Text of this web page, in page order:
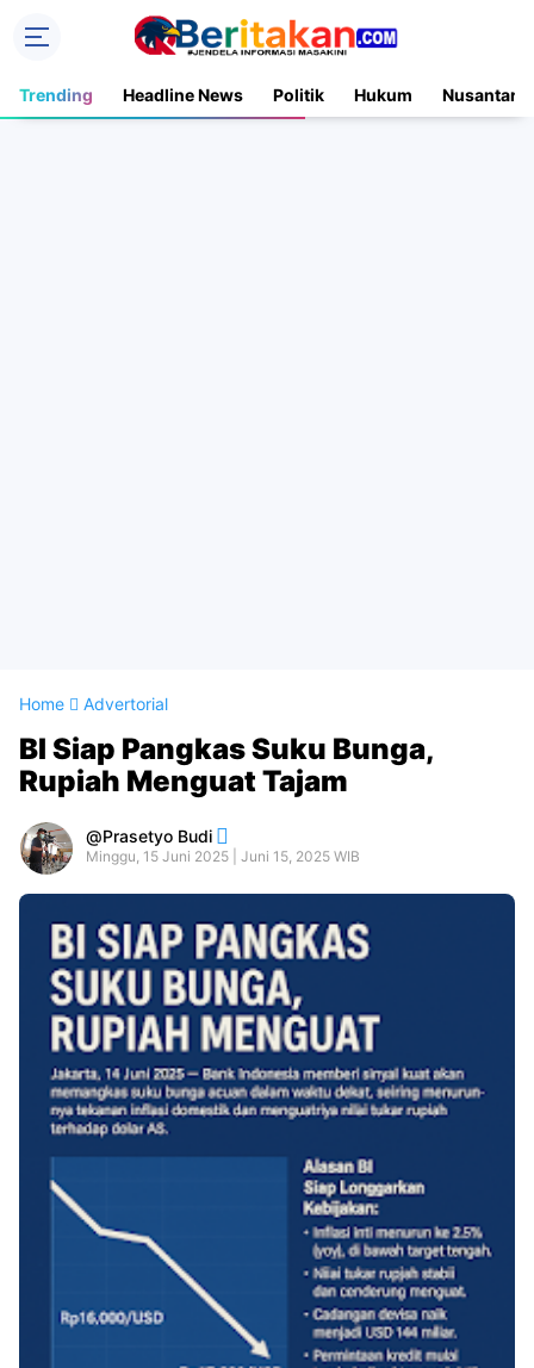
Trending Headline News Politik Hukum Nusantara
Home Advertorial
BI Siap Pangkas Suku Bunga,
Rupiah Menguat Tajam
Prasetyo Budi
Minggu, 15 Juni 2025 | Juni 15, 2025 WIB